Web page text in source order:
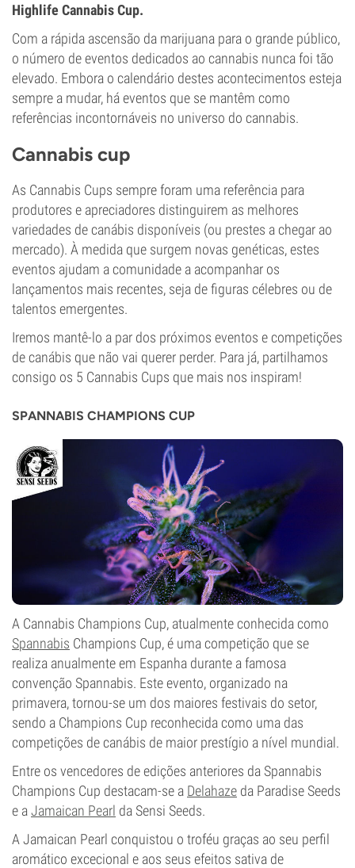
Highlife Cannabis Cup.
Com a rápida ascensão da marijuana para o grande público,
o número de eventos dedicados ao cannabis nunca foi tão
elevado. Embora o calendário destes acontecimentos esteja
sempre a mudar, há eventos que se mantêm como
referências incontornáveis no universo do cannabis.
Cannabis cup
As Cannabis Cups sempre foram uma referência para
produtores e apreciadores distinguirem as melhores
variedades de canábis disponíveis (ou prestes a chegar ao
mercado). À medida que surgem novas genéticas, estes
eventos ajudam a comunidade a acompanhar os
lançamentos mais recentes, seja de figuras célebres ou de
talentos emergentes.
Iremos mantê-lo a par dos próximos eventos e competições
de canábis que não vai querer perder. Para já, partilhamos
consigo os 5 Cannabis Cups que mais nos inspiram!
SPANNABIS CHAMPIONS CUP
A Cannabis Champions Cup, atualmente conhecida como
Spannabis Champions Cup, é uma competição que se
realiza anualmente em Espanha durante a famosa
convenção Spannabis. Este evento, organizado na
primavera, tornou-se um dos maiores festivais do setor,
sendo a Champions Cup reconhecida como uma das
competições de canábis de maior prestígio a nível mundial.
Entre os vencedores de edições anteriores da Spannabis
Champions Cup destacam-se a Delahaze da Paradise Seeds
e aJamaican Pearl da Sensi Seeds.
A Jamaican Pearl conquistou o troféu graças ao seu perfil
aromático excecional e aos seus efeitos sativa de